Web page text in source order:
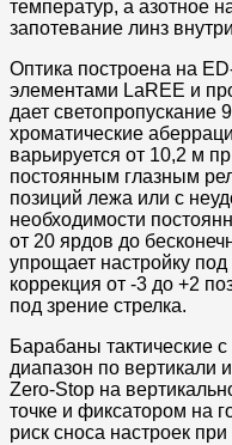
температур, а азотное
запотевание линз
Оптика построена на
элементами LaREE и
дает светопропускание
хроматические
варьируется от 10,2 м
постоянным глазным
позиций лежа или с
необходимости
от 20 ярдов до
упрощает настройку
коррекция от -3 до +2
под зрение стрелка.​
Барабаны тактические
диапазон по вертикали
Zero-Stop на
точке и фиксатором на
риск сноса настроек